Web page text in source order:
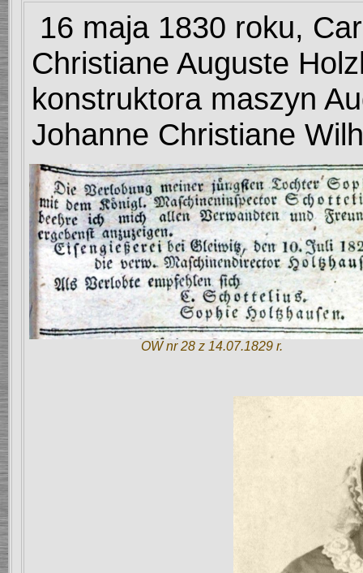
16 maja 1830 roku,
Christiane Auguste
konstruktora maszyn
Johanne Christiane
OW nr 28 z 14.07.1829 r.